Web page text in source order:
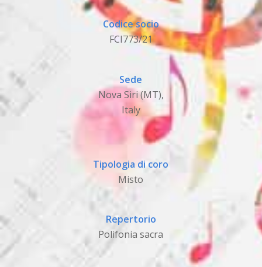
Codice socio
FCI773/21
Sede
Nova Siri (MT),
Italy
Tipologia di coro
Misto
Repertorio
Polifonia sacra